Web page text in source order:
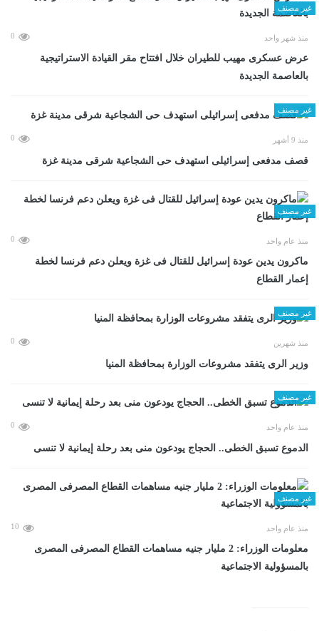
غير مصنف
منذ شهر واحد 0
عرض عسكرى مهيب للطيران خلال افتتاح مقر القيادة الاستراتيجية
بالعاصمة الجديدة
غير مصنف
منذ 9 أشهر 0
قصف مدفعى إسرائيلى استهدف حى الشجاعية شرقى مدينة غزة
غير مصنف
منذ عام واحد 0
ماكرون يدين عودة إسرائيل للقتال فى غزة ويعلن دعم فرنسا لخطة
إعمار القطاع
غير مصنف
منذ شهرين 0
وزير الرى يتفقد مشروعات الوزارة بمحافظة المنيا
غير مصنف
منذ عام واحد 0
الدموع تسبق الخطى.. الحجاج يودعون منى بعد رحلة إيمانية لا تنسى
غير مصنف
منذ عام واحد 10
معلومات الوزراء: 2 مليار جنيه مساهمات القطاع المصرفى المصرى
بالمسؤولية الاجتماعية